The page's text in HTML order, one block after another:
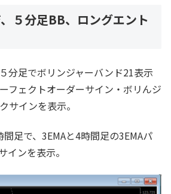
５分足BB、ロングエント
分足でボリンジャーバンド21表示
フェクトオーダーサイン・ボリんジ
サインを表示。
足で、3EMAと4時間足の3EMAパ
インを表示。